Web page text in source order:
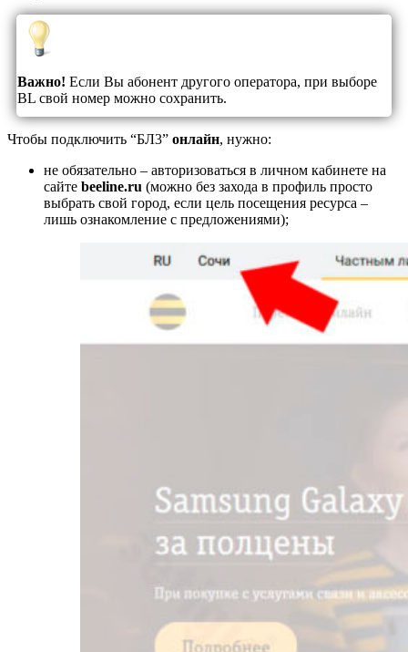
Важно! Если Вы абонент другого оператора, при выборе
BL свой номер можно сохранить.
Чтобы подключить “БЛ3” онлайн, нужно:
не обязательно – авторизоваться в личном кабинете на
сайте beeline.ru (можно без захода в профиль просто
выбрать свой город, если цель посещения ресурса –
лишь ознакомление с предложениями);